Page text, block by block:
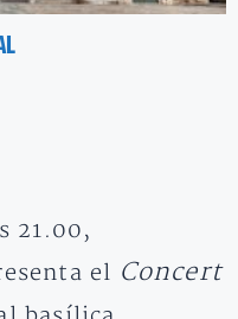
21.00,
el Concert